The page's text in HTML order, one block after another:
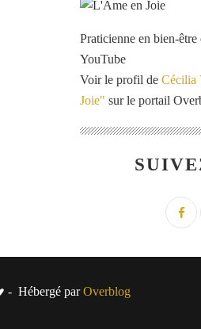
Praticienne en bien-
YouTube
Voir le profil de Cécilia
Joie" sur le portail
- Hébergé parOverblog